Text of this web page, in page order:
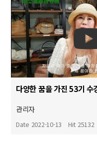
관리자
Date 2022-10-13 Hit 25132